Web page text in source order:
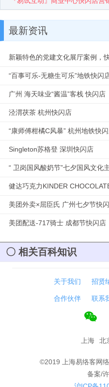
最新资讯
新颖特色的党建文化展厅案例，
“百事可乐-无糖生可乐”地铁快闪
广州 海天味业“酱温”客栈 快闪店
泾渭茯茶 杭州快闪店
“康师傅柑橘C风暴” 杭州地铁快
Singleton苏格登 深圳快闪店
“ 卫岗国风酸奶节”七夕国风文化
健达巧克力KINDER
美团外卖×屈臣氏 广州七夕节快
美团配送-717骑士 成都节快闪店
相关百科知识
关于我们 招贤
合作伙伴 联系
上海 北
©2019 上海易络客网
备案/